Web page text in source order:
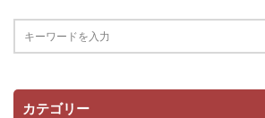
カテゴリー